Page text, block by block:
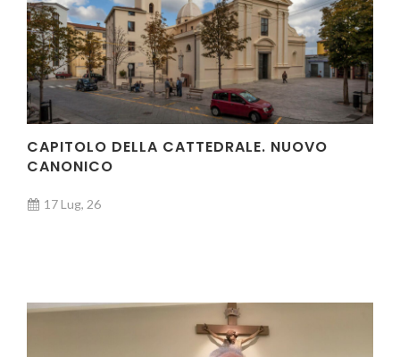
CAPITOLO DELLA CATTEDRALE. NUOVO
CANONICO
17 Lug, 26